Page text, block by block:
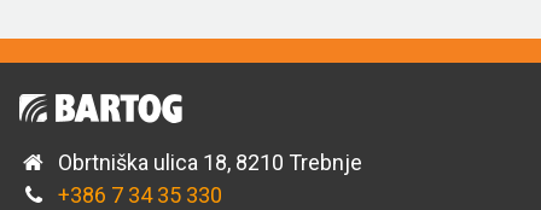
Obrtniška ulica 18, 8210 Trebnje
+386 7 34 35 330